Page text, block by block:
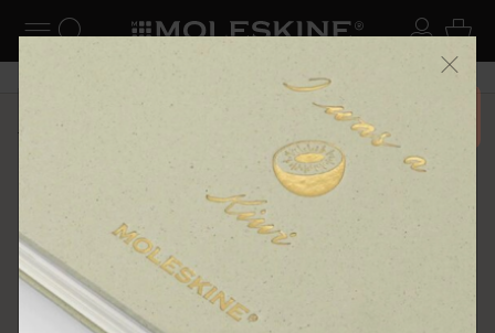
ナビゲーションの切替 ログ
検索 (キーワードなど) カ
6,500円以上のご購入で送料無料 メニ
ーを閉じる
ショップ The Original Notebook